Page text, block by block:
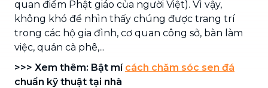
quan điểm Phật giáo của người Việt). Vì vậy,
không khó để nhìn thấy chúng được trang trí
trong các hộ gia đình, cơ quan công sở, bàn làm
việc, quán cà phê,...
>>> Xem thêm: Bật mí cách chăm sóc sen đá
chuẩn kỹ thuật tại nhà